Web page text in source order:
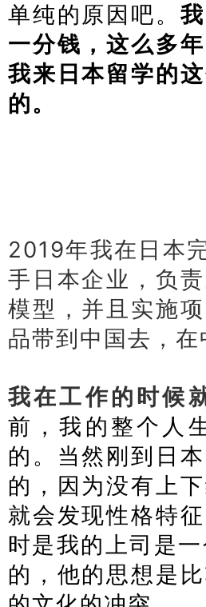
单纯的原因吧。
一分钱，这么多
我来日本留学的
的。
2019年我在日本
手日本企业，负
模型，并且实施
品带到中国去，在
我在工作的时候
前，我的整个人
的。当然刚到日
的，因为没有上
就会发现性格特
时是我的上司是
的，他的思想是